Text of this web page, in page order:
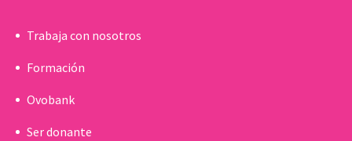
Trabaja con nosotros
Formación
Ovobank
Ser donante